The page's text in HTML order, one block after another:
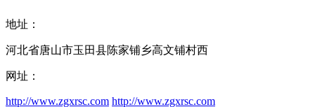
地址：
河北省唐山市玉田县陈家铺乡高文铺村西
网址：
http://www.zgxrsc.com http://www.zgxrsc.com